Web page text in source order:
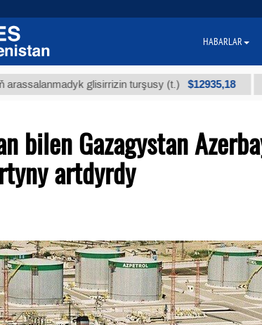
glisirrizin turşusy (t.) $12935,18 Az
bilen Gazagystan
artdyrdy
HABARLAR